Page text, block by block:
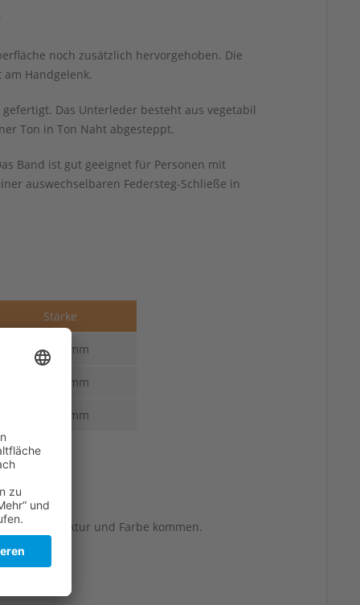
noch zusätzlich hervorgehoben. Die
Handgelenk.
Das Unterleder besteht aus vegetabil
Ton in Ton Naht abgesteppt.
Band ist gut geeignet für Personen mit
auswechselbaren Federsteg-Schließe in
Stärke
3,5-3,0 mm
3,5-3,0 mm
3,5-3,0 mm
und Farbe kommen.